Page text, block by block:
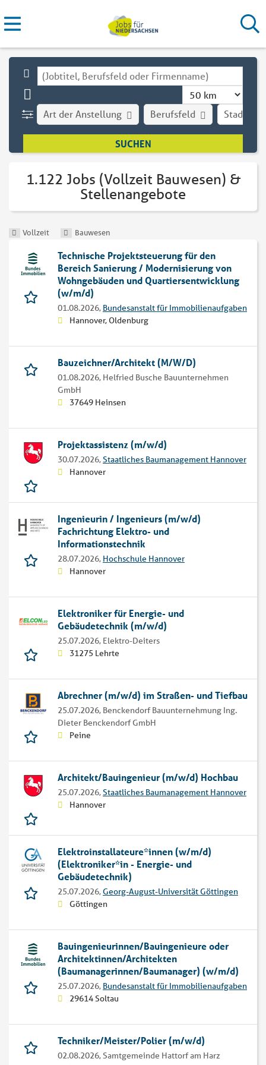
Stadt
Art der Anstellung Berufsfeld
1.122 Jobs (Vollzeit Bauwesen) &
Stellenangebote
Vollzeit Bauwesen
Technische Projekt­steuerung für den
Bereich Sanierung / Modernisierung von
Wohngebäuden und Quartiers­entwicklung
(w/m/d)
01.08.2026, Bundesanstalt für Immobilienaufgaben
Hannover, Oldenburg
Bauzeichner/Architekt (M/W/D)
01.08.2026, Helfried Busche Bauunternehmen
GmbH
37649 Heinsen
Projekt­assistenz (m/w/d)
30.07.2026,Staatliches Baumanagement Hannover
Hannover
Ingenieurin / Ingenieurs (m/w/d)
Fachrichtung Elektro- und
Informationstechnik
28.07.2026, Hochschule Hannover
Hannover
Elektroniker für Energie- und
Gebäudetechnik (m/w/d)
25.07.2026, Elektro-Deiters
31275 Lehrte
Abrechner (m/w/d) im Straßen- und Tiefbau
25.07.2026, Benckendorf Bauunternehmung Ing.
Dieter Benckendorf GmbH
Peine
Architekt/Bauingenieur (m/w/d) Hochbau
25.07.2026,Staatliches Baumanagement Hannover
Hannover
Elektroinstallateure*innen (w/m/d)
(Elektroniker*in - Energie- und
Gebäudetechnik)
25.07.2026,Georg-August-Universität Göttingen
Göttingen
Bauingenieurinnen/Bauingenieure oder
Architektinnen/Architekten
(Baumanagerinnen/Baumanager) (w/m/d)
25.07.2026, Bundesanstalt für Immobilienaufgaben
29614 Soltau
Techniker/Meister/Polier (m/w/d)
02.08.2026,Samtgemeinde Hattorf am Harz